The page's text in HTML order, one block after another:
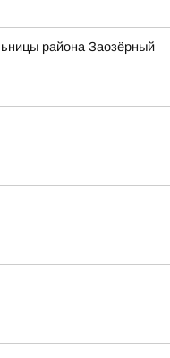
района Заозёрный